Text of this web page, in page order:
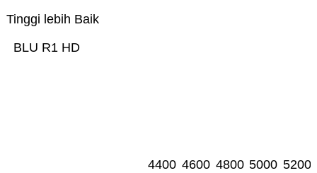
Tinggi lebih Baik
BLU R1 HD
4400 4600 4800 5000 5200